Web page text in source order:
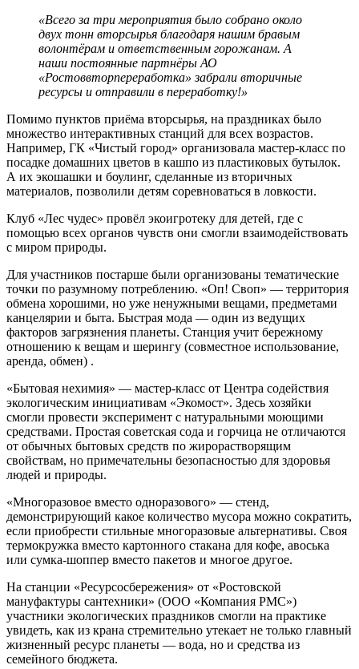
«Всего за три мероприятия было собрано около
двух тонн вторсырья благодаря нашим бравым
волонтёрам и ответственным горожанам. А
наши постоянные партнёры АО
«Ростоввторпереработка» забрали вторичные
ресурсы и отправили в переработку!»
Помимо пунктов приёма вторсырья, на праздниках было
множество интерактивных станций для всех возрастов.
Например, ГК «Чистый город» организовала мастер-класс по
посадке домашних цветов в кашпо из пластиковых бутылок.
А их экошашки и боулинг, сделанные из вторичных
материалов, позволили детям соревноваться в ловкости.
Клуб «Лес чудес» провёл экоигротеку для детей, где с
помощью всех органов чувств они смогли взаимодействовать
с миром природы.
Для участников постарше были организованы тематические
точки по разумному потреблению. «Оп! Своп» — территория
обмена хорошими, но уже ненужными вещами, предметами
канцелярии и быта. Быстрая мода — один из ведущих
факторов загрязнения планеты. Станция учит бережному
отношению к вещам и шерингу (совместное использование,
аренда, обмен) .
«Бытовая нехимия» — мастер-класс от Центра содействия
экологическим инициативам «Экомост». Здесь хозяйки
смогли провести эксперимент с натуральными моющими
средствами. Простая советская сода и горчица не отличаются
от обычных бытовых средств по жирорастворящим
свойствам, но примечательны безопасностью для здоровья
людей и природы.
«Многоразовое вместо одноразового» — стенд,
демонстрирующий какое количество мусора можно сократить,
если приобрести стильные многоразовые альтернативы. Своя
термокружка вместо картонного стакана для кофе, авоська
или сумка-шоппер вместо пакетов и многое другое.
На станции «Ресурсосбережения» от «Ростовской
мануфактуры сантехники» (ООО «Компания РМС»)
участники экологических праздников смогли на практике
увидеть, как из крана стремительно утекает не только главный
жизненный ресурс планеты — вода, но и средства из
семейного бюджета.